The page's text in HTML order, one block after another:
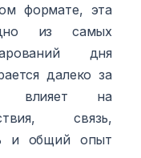
формате, эта
из самых
дня
далеко за
влияет на
связь,
и общий опыт